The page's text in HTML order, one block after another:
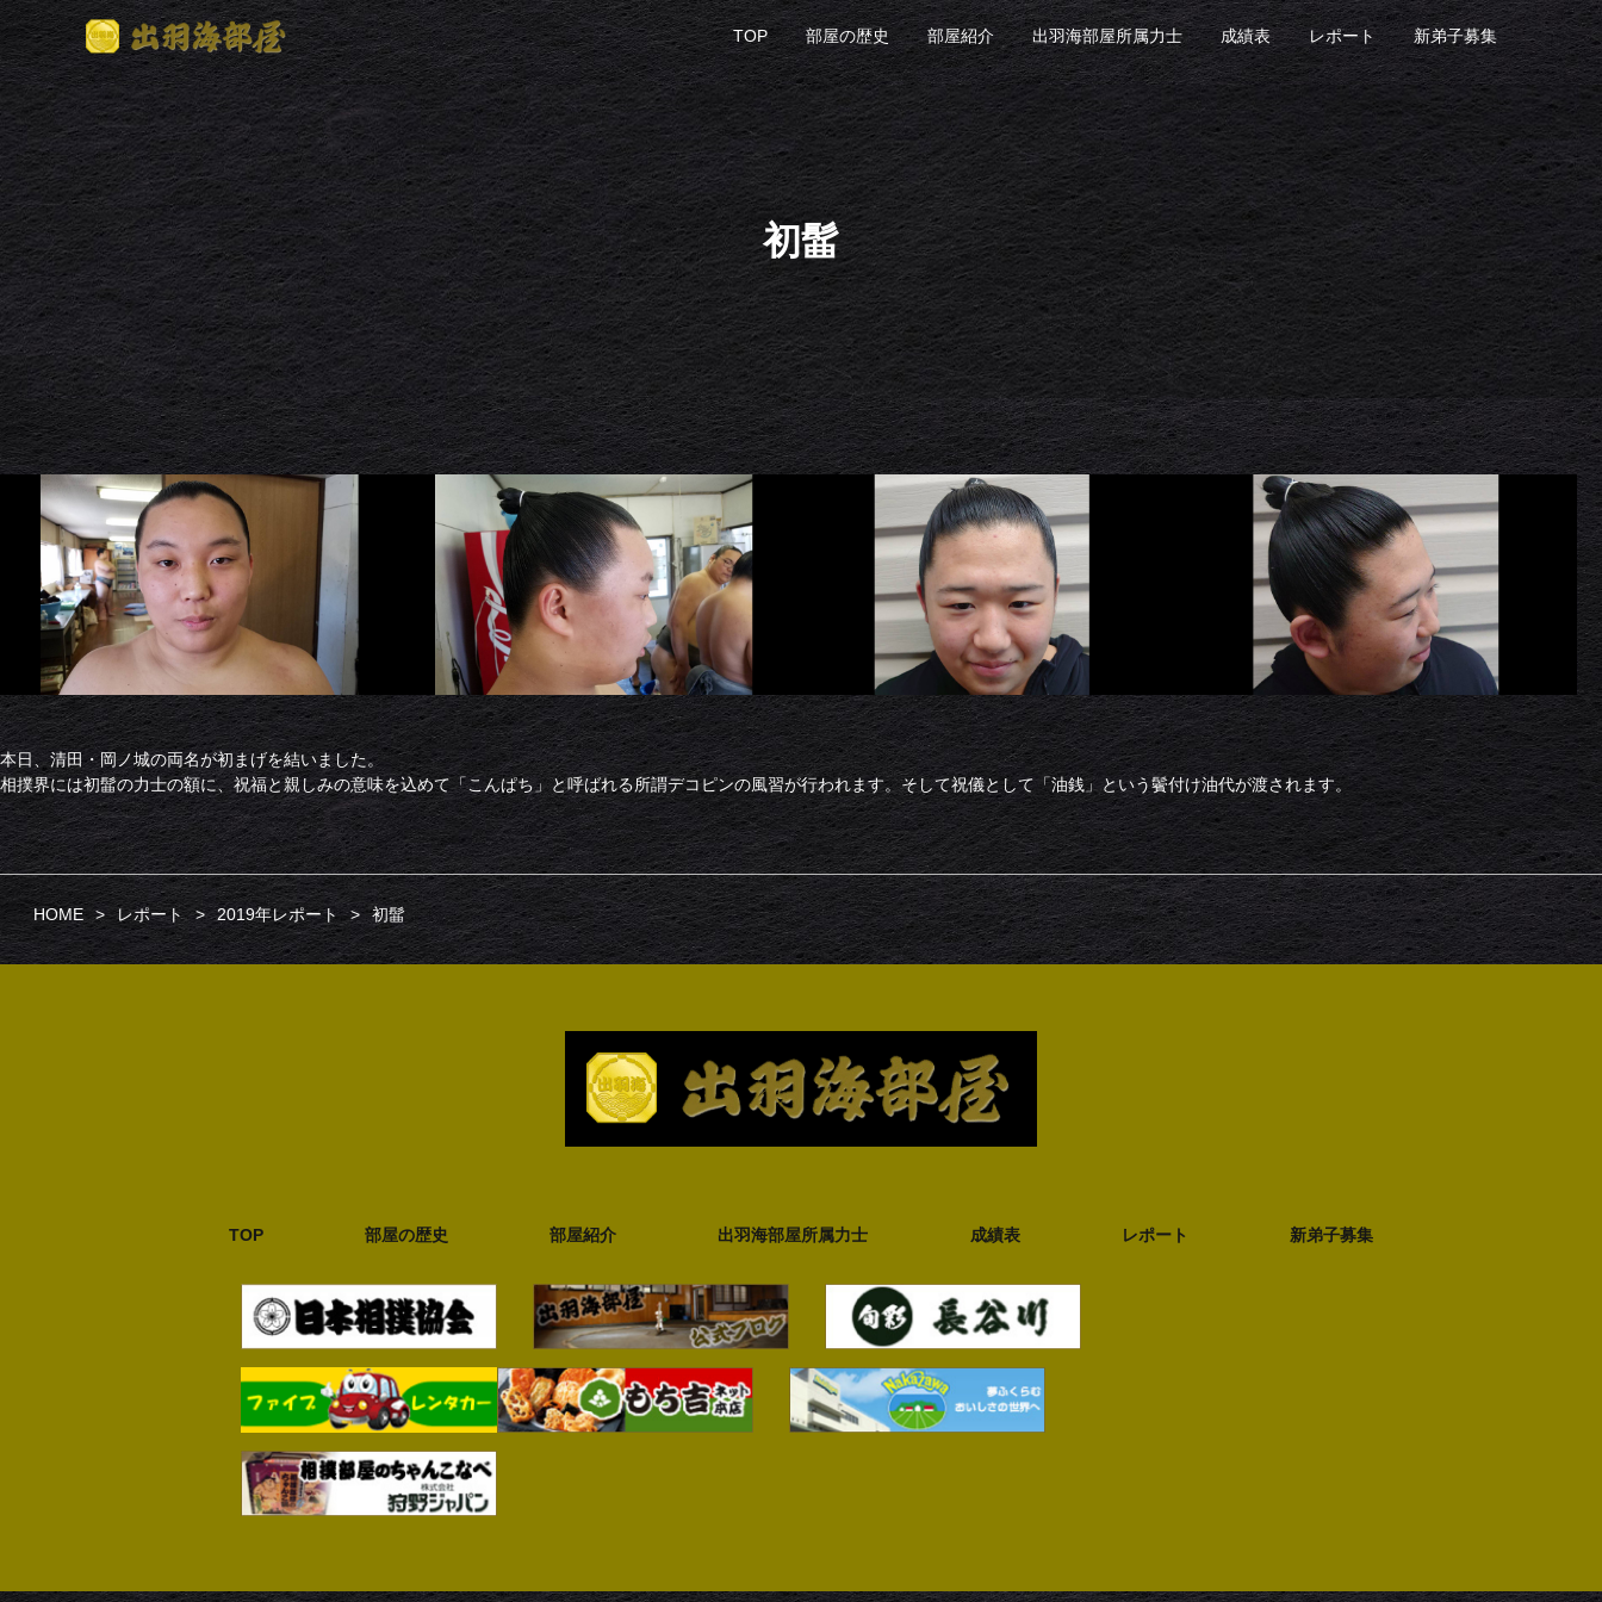
TOP 部屋の歴史 部屋紹介 出羽海部屋所属力士 成績表 レポート 新弟子募集
初髷
本日、清田・岡ノ城の両名が初まげを結いました。
相撲界には初髷の力士の額に、祝福と親しみの意味を込めて「こんぱち」と呼ばれる所謂デコピンの風習が行われます。そして祝儀として「油銭」という鬢付け油代が渡されます。
HOME レポート 2019年レポート 初髷
TOP 部屋の歴史 部屋紹介 出羽海部屋所属力士 成績表 レポート 新弟子募集